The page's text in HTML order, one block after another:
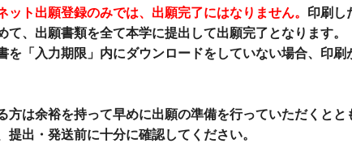
ット出願登録のみでは、出願完了にはなりません。 印刷し
て、出願書類を全て本学に提出して出願完了となります。
「入力期限」内にダウンロードをしていない場合、印刷
方は余裕を持って早めに出願の準備を行っていただくと
提出・発送前に十分に確認してください。